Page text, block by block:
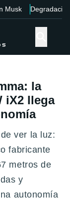
Musk Degradación
la
iX2 llega
ver la luz:
fabricante
metros de
y
autonomía